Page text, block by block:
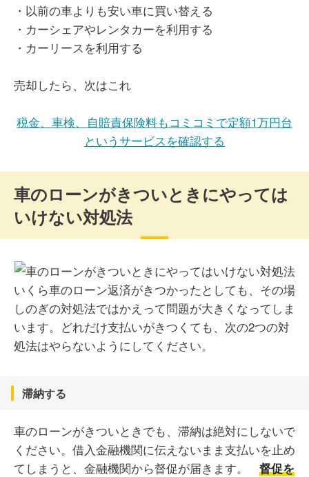
・以前の車よりも安い車に買い替える
・カーシェアやレンタカーを利用する
・カーリースを利用する
売却したら、次はこれ
税金、車検、自賠責保険料もコミコミで定額1万円台
というサービスを確認する
車のローンがきついときにやっては
いけない対処法
いくら車のローン返済がきつかったとしても、その場
しのぎの対処法ではかえって問題が大きくなってしま
います。どれだけ支払いがきつくても、次の2つの対
処法はやらないようにしてください。
滞納する
車のローンがきついときでも、滞納は絶対にしないで
ください。借入金融機関に伝えないまま支払いを止め
てしまうと、金融機関から督促が届きます。
督促を